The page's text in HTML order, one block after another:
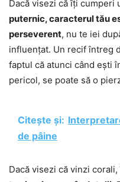
Dacă visezi că îți cumperi
puternic, caracterul tău
perseverent, nu te iei
influențat. Un recif întreg
faptul că atunci când ești
pericol, se poate să o
Citește și:
de pâine
Dacă visezi că vinzi